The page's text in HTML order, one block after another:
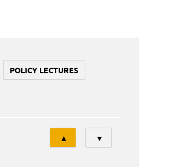
POLICY LECTURES
Tri
▲ ▼